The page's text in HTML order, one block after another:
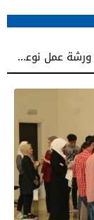
كلية هندسة العمارة والتخطيط العمراني تقيم ورشة عمل نوعية نحو إعداد مشاريع تخرج معمارية مميزة
زيارة علمية لطلبة كلية طب الأسنان في الجامعة الوطنية الخاصة إلى كلية طب الأسنان بجامعة دمشق